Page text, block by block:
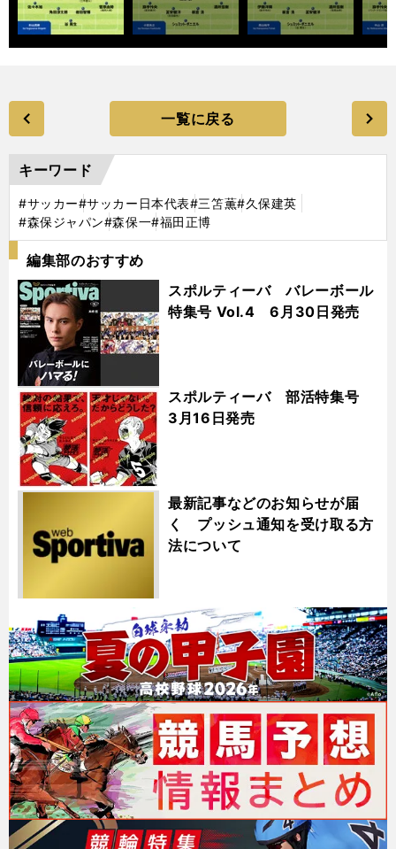
一覧に戻る
キーワード
#サッカー#サッカー日本代表#三笘薫#久保建英
#森保ジャパン#森保一#福田正博
編集部のおすすめ
スポルティーバ バレーボール
特集号 Vol.4 6月30日発売
スポルティーバ 部活特集号
3月16日発売
最新記事などのお知らせが届
く プッシュ通知を受け取る方
法について